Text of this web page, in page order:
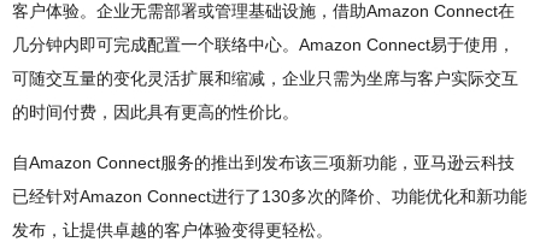
客户体验。企业无需部署或管理基础设施，借助Amazon Connect在
几分钟内即可完成配置一个联络中心。Amazon Connect易于使用，
可随交互量的变化灵活扩展和缩减，企业只需为坐席与客户实际交互
的时间付费，因此具有更高的性价比。
自Amazon Connect服务的推出到发布该三项新功能，亚马逊云科技
已经针对Amazon Connect进行了130多次的降价、功能优化和新功能
发布，让提供卓越的客户体验变得更轻松。